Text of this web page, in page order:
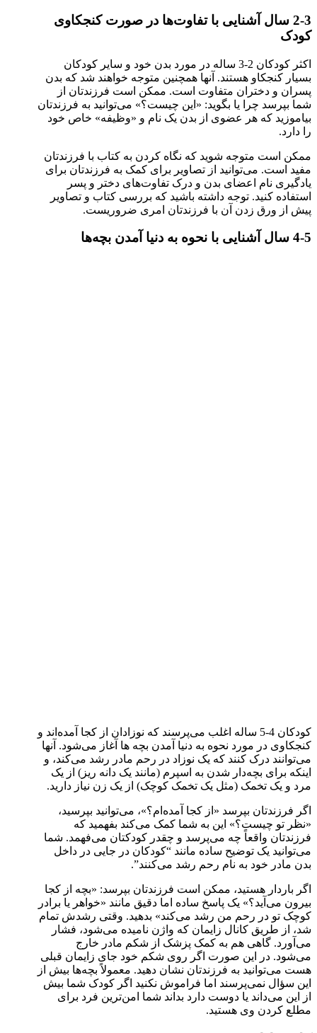
2-3 سال آشنایی با تفاوت‌ها در صورت کنجکاوی
کودک
اکثر کودکان 2-3 ساله در مورد بدن خود و سایر کودکان
بسیار کنجکاو هستند. آنها همچنین متوجه خواهند شد که بدن
پسران و دختران متفاوت است. ممکن است فرزندتان از
شما بپرسد چرا یا بگوید: «این چیست؟» می‌توانید به فرزندتان
بیاموزید که هر عضوی از بدن یک نام و «وظیفه» خاص خود
را دارد.
ممکن است متوجه شوید که نگاه کردن به کتاب با فرزندتان
مفید است. می‌توانید از تصاویر برای کمک به فرزندتان برای
یادگیری نام اعضای بدن و درک تفاوت‌های دختر و پسر
استفاده کنید. توجه داشته باشید که بررسی کتاب و تصاویر
پیش از ورق زدن آن با فرزندتان امری ضروریست.
4-5 سال آشنایی با نحوه به دنیا آمدن بچه‌ها
کودکان 4-5 ساله اغلب می‌پرسند که نوزادان از کجا آمده‌اند و
کنجکاوی در مورد نحوه به دنیا آمدن بچه ها آغاز می‌شود. آنها
می‌توانند درک کنند که یک نوزاد در رحم مادر رشد می‌کند، و
اینکه برای بچه‌دار شدن به اسپرم (مانند یک دانه ریز) از یک
مرد و یک تخمک (مثل یک تخمک کوچک) از یک زن نیاز دارید.
اگر فرزندتان بپرسد «از کجا آمده‌ام؟»، می‌توانید بپرسید،
«نظر تو چیست؟» این به شما کمک می‌کند بفهمید که
فرزندتان واقعاً چه می‌پرسد و چقدر کودکتان می‌فهمد. شما
می‌توانید یک توضیح ساده مانند “کودکان در جایی در داخل
بدن مادر خود به نام رحم رشد می‌کنند”.
اگر باردار هستید، ممکن است فرزندتان بپرسد: «بچه از کجا
بیرون می‌آید؟» یک پاسخ ساده اما دقیق مانند «خواهر یا برادر
کوچک تو در رحم من رشد می‌کند» بدهید. وقتی رشدش تمام
شد، از طریق کانال زایمان که واژن نامیده می‌شود، فشار
می‌آورد. گاهی هم به کمک پزشک از شکم مادر خارج
می‌شود. در این صورت اگر روی شکم خود جای زایمان قبلی
هست می‌توانید به فرزندتان نشان دهید. معمولاً بچه‌ها بیش از
این سؤال نمی‌پرسند اما فراموش نکنید اگر کودک شما بیش
از این می‌داند یا دوست دارد بداند شما امن‌ترین فرد برای
مطلع کردن وی هستید.